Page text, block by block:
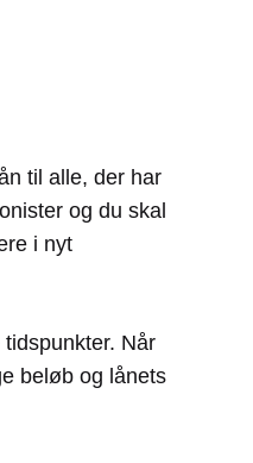
til alle, der har
og du skal
i nyt
Når
beløb og lånets